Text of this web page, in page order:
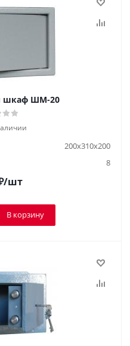
шкаф ШМ-20
200x310x200
8
/шт
В корзину